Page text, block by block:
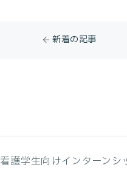
新着の記事
看護学生向けインターンシ